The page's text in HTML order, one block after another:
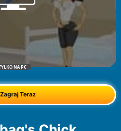
NA PC
Zagraj Teraz